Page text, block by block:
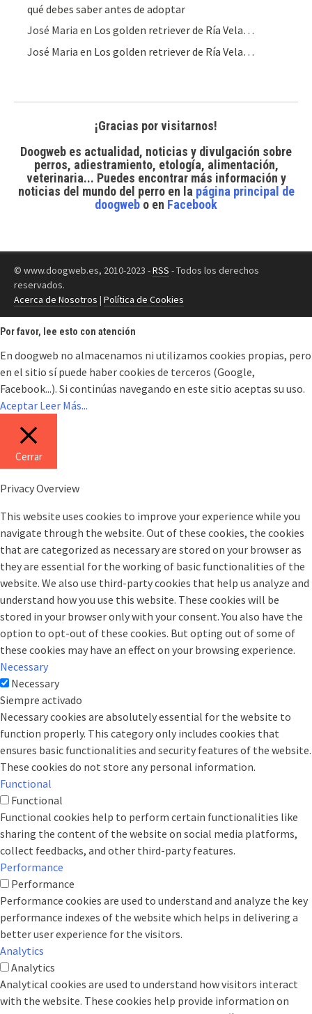
qué debes saber antes de adoptar
José Maria en Los golden retriever de Ría Vela…
José Maria en Los golden retriever de Ría Vela…
¡Gracias por visitarnos!
Doogweb es actualidad, noticias y divulgación sobre
perros, adiestramiento, etología, alimentación,
veterinaria... Puedes encontrar más información y
noticias del mundo del perroen la página principal de
doogweb o en Facebook
© www.doogweb.es, 2010-2023 -RSS - Todos los derechos
reservados.
Acerca de Nosotros | Política de Cookies
Por favor, lee esto con atención
En doogweb no almacenamos ni utilizamos cookies propias, pero
en el sitio sí puede haber cookies de terceros (Google,
Facebook...). Si continúas navegando en este sitio aceptas su uso.
Aceptar Leer Más...
Cerrar
Privacy Overview
This website uses cookies to improve your experience while you
navigate through the website. Out of these cookies, the cookies
that are categorized as necessary are stored on your browser as
they are essential for the working of basic functionalities of the
website. We also use third-party cookies that help us analyze and
understand how you use this website. These cookies will be
stored in your browser only with your consent. You also have the
option to opt-out of these cookies. But opting out of some of
these cookies may have an effect on your browsing experience.
Necessary
Necessary
Siempre activado
Necessary cookies are absolutely essential for the website to
function properly. This category only includes cookies that
ensures basic functionalities and security features of the website.
These cookies do not store any personal information.
Functional
Functional
Functional cookies help to perform certain functionalities like
sharing the content of the website on social media platforms,
collect feedbacks, and other third-party features.
Performance
Performance
Performance cookies are used to understand and analyze the key
performance indexes of the website which helps in delivering a
better user experience for the visitors.
Analytics
Analytics
Analytical cookies are used to understand how visitors interact
with the website. These cookies help provide information on